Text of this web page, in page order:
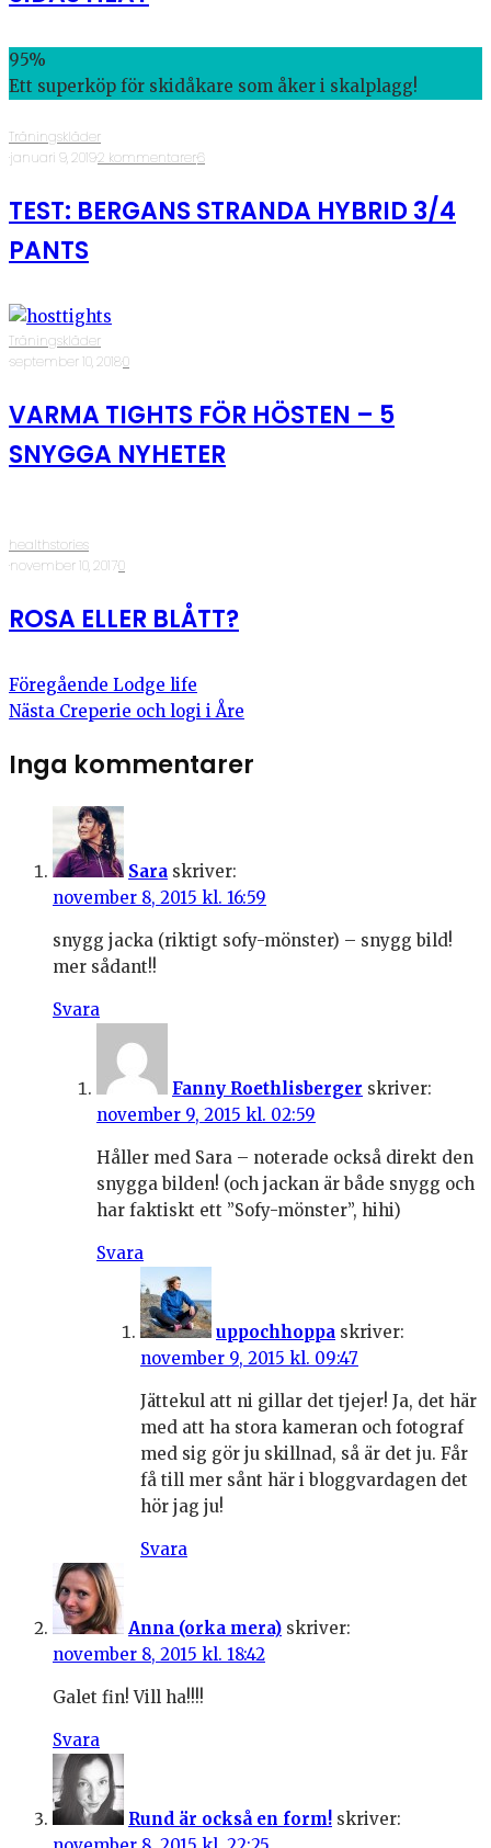
95%
Ett superköp för skidåkare som åker i skalplagg!
Träningskläder
·januari 9, 2019·2 kommentarer·6
TEST: BERGANS STRANDA HYBRID 3/4
PANTS
Träningskläder
·september 10, 2018·0
VARMA TIGHTS FÖR HÖSTEN – 5
SNYGGA NYHETER
healthstories
·november 10, 2017·0
ROSA ELLER BLÅTT?
Föregående Lodge life
Nästa Creperie och logi i Åre
Inga kommentarer
Sara skriver:
november 8, 2015 kl. 16:59
snygg jacka (riktigt sofy-mönster) – snygg bild!
mer sådant!!
Svara
Fanny Roethlisberger skriver:
november 9, 2015 kl. 02:59
Håller med Sara – noterade också direkt den
snygga bilden! (och jackan är både snygg och
har faktiskt ett ”Sofy-mönster”, hihi)
Svara
uppochhoppa skriver:
november 9, 2015 kl. 09:47
Jättekul att ni gillar det tjejer! Ja, det här
med att ha stora kameran och fotograf
med sig gör ju skillnad, så är det ju. Får
få till mer sånt här i bloggvardagen det
hör jag ju!
Svara
Anna (orka mera) skriver:
november 8, 2015 kl. 18:42
Galet fin! Vill ha!!!!
Svara
Rund är också en form! skriver: